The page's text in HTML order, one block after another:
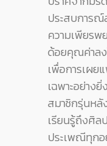
ประสบการณ์
ความเพียรพ
ด้อยคุณค่าลง
เพื่อการเผย
เฉพาะอย่าง
สมาชิกรุ่นหลั
เรียนรู้ถึงศิล
ประเพณีทุกอ